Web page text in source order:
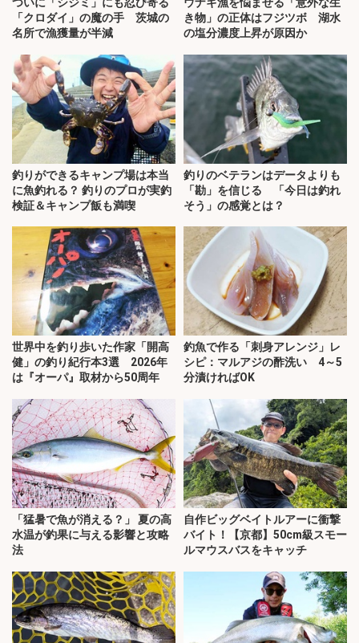
「クロダイ」の魔の手 茨城の
名所で漁獲量が半減
き物」の正体はフジツボ 湖水
の塩分濃度上昇が原因か
釣りができるキャンプ場は本当
に魚釣れる？ 釣りのプロが実釣
検証＆キャンプ飯も満喫
釣りのベテランはデータよりも
「勘」を信じる 「今日は釣れ
そう」の感覚とは？
世界中を釣り歩いた作家「開高
健」の釣り紀行本3選 2026年
は『オーパ』取材から50周年
釣魚で作る「刺身アレンジ」レ
シピ：マルアジの酢洗い 4～5
分漬ければOK
「猛暑で魚が消える？」 夏の高
水温が釣果に与える影響と攻略
法
自作ビッグベイトルアーに衝撃
バイト！【京都】50cm級スモー
ルマウスバスをキャッチ